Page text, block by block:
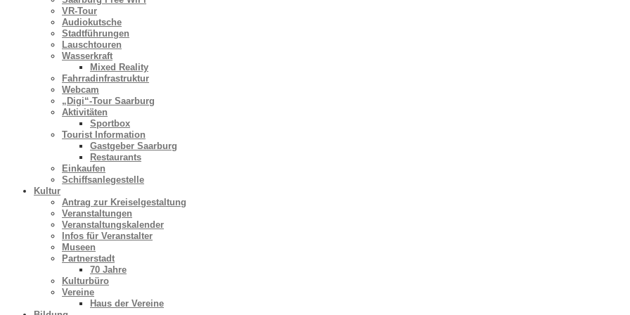
VR-Tour
Audiokutsche
Stadtführungen
Lauschtouren
Wasserkraft
Mixed Reality
Fahrradinfrastruktur
Webcam
„Digi“-Tour Saarburg
Aktivitäten
Sportbox
Tourist Information
Gastgeber Saarburg
Restaurants
Einkaufen
Schiffsanlegestelle
Kultur
Antrag zur Kreiselgestaltung
Veranstaltungen
Veranstaltungskalender
Infos für Veranstalter
Museen
Partnerstadt
70 Jahre
Kulturbüro
Vereine
Haus der Vereine